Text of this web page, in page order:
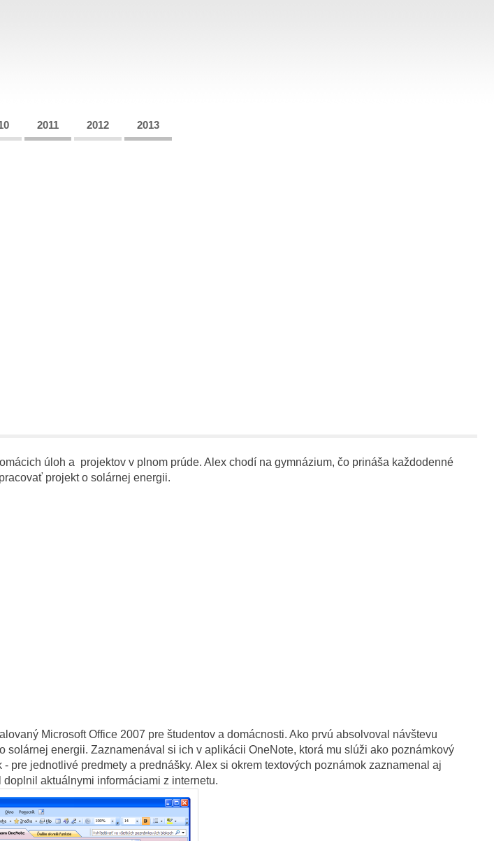
2011 2012 2013
úloh a projektov v plnom prúde. Alex chodí na gymnázium, čo prináša každodenné
projekt o solárnej energii.
Microsoft Office 2007 pre študentov a domácnosti. Ako prvú absolvoval návštevu
energii. Zaznamenával si ich v aplikácii OneNote, ktorá mu slúži ako poznámkový
jednotlivé predmety a prednášky. Alex si okrem textových poznámok zaznamenal aj
aktuálnymi informáciami z internetu.